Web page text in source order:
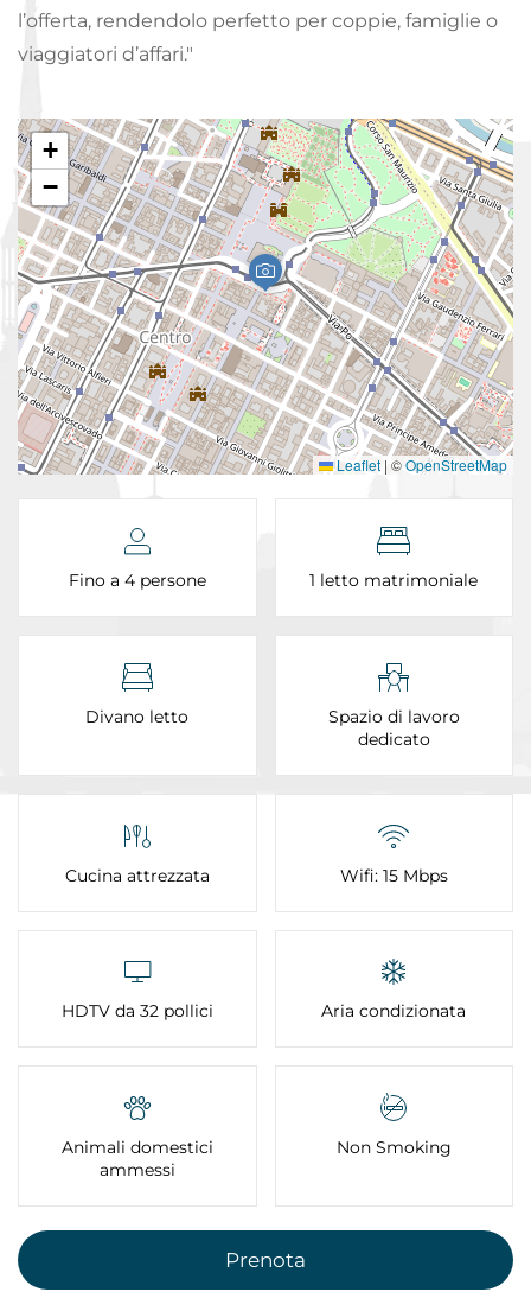
l’offerta, rendendolo perfetto per coppie, famiglie o
viaggiatori d’affari."
+
−
Leaflet | ©OpenStreetMap
Fino a 4 persone 1 letto matrimoniale
Divano letto
Spazio di lavoro
dedicato
Cucina attrezzata Wifi: 15 Mbps
HDTV da 32 pollici Aria condizionata
Animali domestici
ammessi
Non Smoking
Prenota